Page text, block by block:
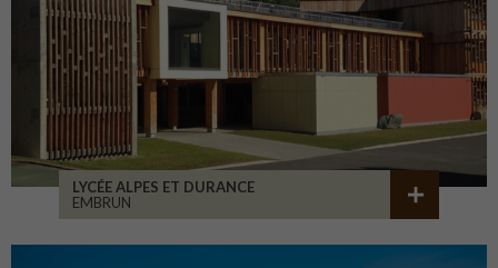
LYCÉE ALPES ET DURANCE
EMBRUN